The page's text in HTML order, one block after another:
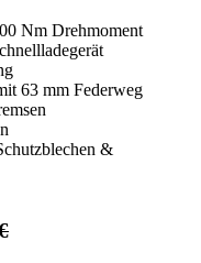
Nm Drehmoment
63 mm Federweg
&